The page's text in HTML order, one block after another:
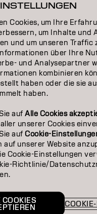
Cookies, um Ihre
um Inhalte und
und um unseren Traffic
über Ihre
und Analysepartner
kombinieren
haben oder die sie
haben.
aufAlle Cookies
unserer Cookies
aufCookie-
auf unserer Website
Cookie-Einstellungen
Richtlinie/
COOKIES